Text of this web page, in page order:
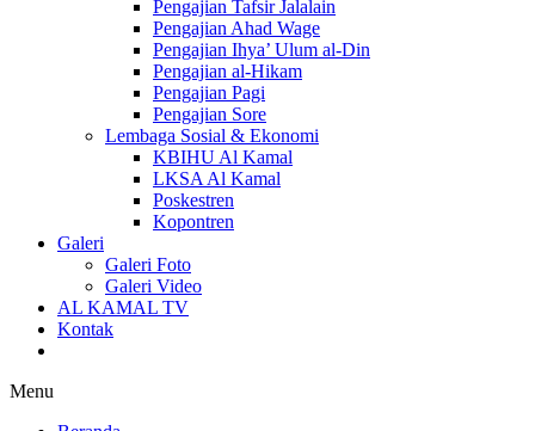
Pengajian Tafsir Jalalain
Pengajian Ahad Wage
Pengajian Ihya’ Ulum al-Din
Pengajian al-Hikam
Pengajian Pagi
Pengajian Sore
Lembaga Sosial & Ekonomi
KBIHU Al Kamal
LKSA Al Kamal
Poskestren
Kopontren
Galeri
Galeri Foto
Galeri Video
AL KAMAL TV
Kontak
Menu